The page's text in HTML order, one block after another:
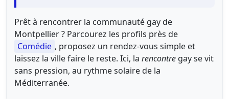
Prêt à rencontrer la communauté gay de
Montpellier ? Parcourez les profils près de
Comédie , proposez un rendez-vous simple et
laissez la ville faire le reste. Ici, la rencontre gay se vit
sans pression, au rythme solaire de la
Méditerranée.